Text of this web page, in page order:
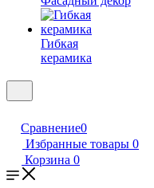
Гибкая
керамика
Сравнение0
Избранные товары 0
Корзина 0